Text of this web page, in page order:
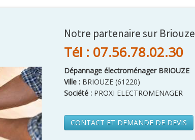
Notre partenaire sur Briouze
Tél : 07.56.78.02.30
Dépannage électroménager BRIOUZE
Ville : BRIOUZE (61220)
Société : PROXI ELECTROMENAGER
CONTACT ET DEMANDE DE DEVIS